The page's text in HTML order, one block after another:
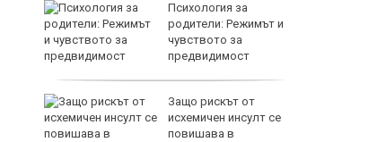
Психология за
родители: Режимът и
чувството за
предвидимост
Защо рискът от
исхемичен инсулт се
повишава в